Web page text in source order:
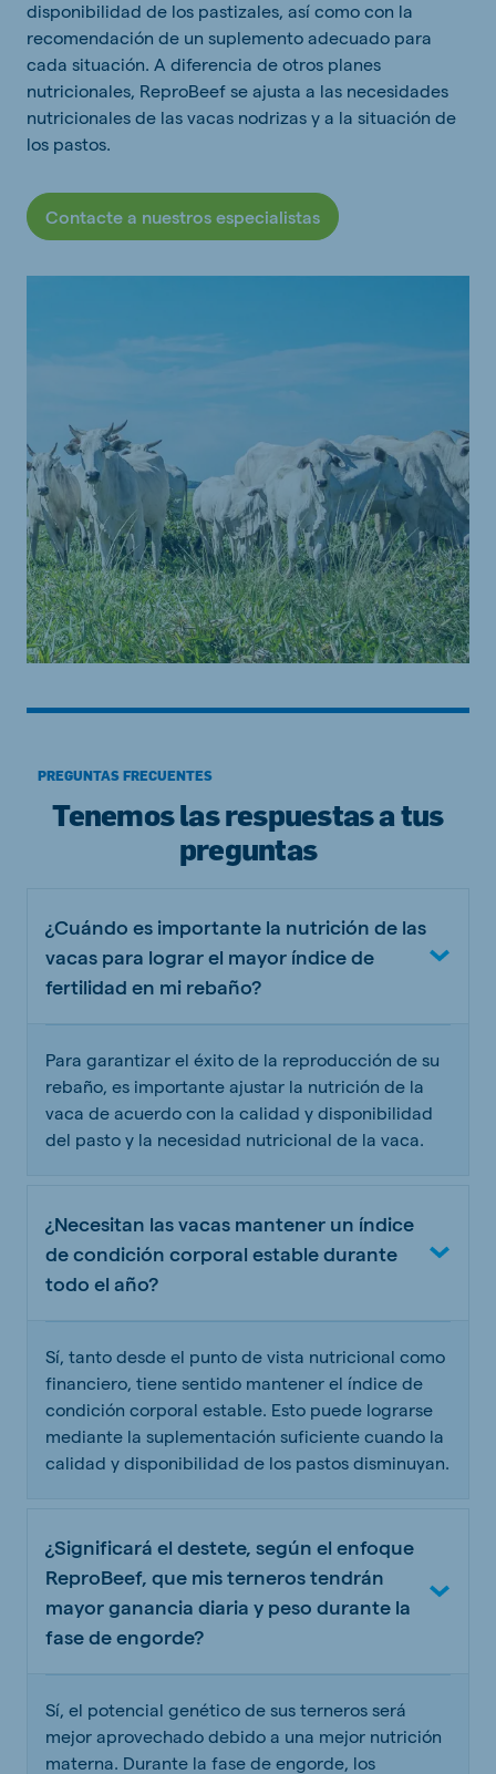
disponibilidad de los pastizales, así como con la
recomendación de un suplemento adecuado para
cada situación. A diferencia de otros planes
nutricionales, ReproBeef se ajusta a las necesidades
nutricionales de las vacas nodrizas y a la situación de
los pastos.
Contacte a nuestros especialistas
PREGUNTAS FRECUENTES
Tenemos las respuestas a tus
preguntas
¿Cuándo es importante la nutrición de las
vacas para lograr el mayor índice de
fertilidad en mi rebaño?
Para garantizar el éxito de la reproducción de su
rebaño, es importante ajustar la nutrición de la
vaca de acuerdo con la calidad y disponibilidad
del pasto y la necesidad nutricional de la vaca.
¿Necesitan las vacas mantener un índice
de condición corporal estable durante
todo el año?
Sí, tanto desde el punto de vista nutricional como
financiero, tiene sentido mantener el índice de
condición corporal estable. Esto puede lograrse
mediante la suplementación suficiente cuando la
calidad y disponibilidad de los pastos disminuyan.
¿Significará el destete, según el enfoque
ReproBeef, que mis terneros tendrán
mayor ganancia diaria y peso durante la
fase de engorde?
Sí, el potencial genético de sus terneros será
mejor aprovechado debido a una mejor nutrición
materna. Durante la fase de engorde, los